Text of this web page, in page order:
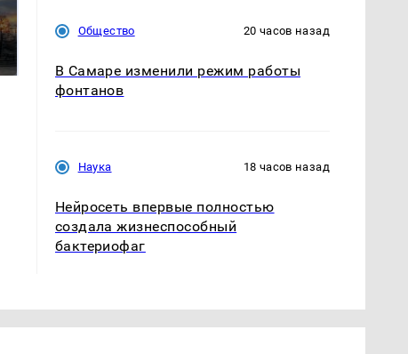
В магазинах России
полицейскую
машину напали и
Общество 20 часов назад
В Самаре изменили режим работы
фонтанов
Наука 18 часов назад
Нейросеть впервые полностью
создала жизнеспособный
бактериофаг